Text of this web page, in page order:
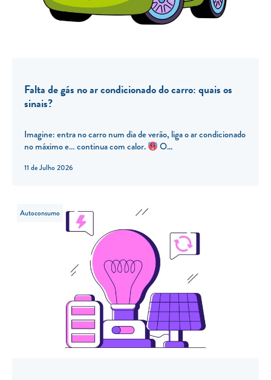
11 de Julho 2026
Falta de gás no ar condicionado do carro: quais os
sinais?
Imagine: entra no carro num dia de verão, liga o ar condicionado
no máximo e… continua com calor.
O...
Autoconsumo